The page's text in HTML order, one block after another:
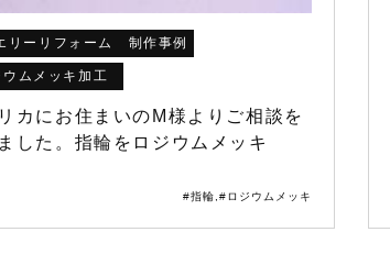
リーリフォーム 制作事例
ウムメッキ加工
カにお住まいのM様よりご相談を
した。指輪をロジウムメッキ
#指輪,#ロジウムメッキ